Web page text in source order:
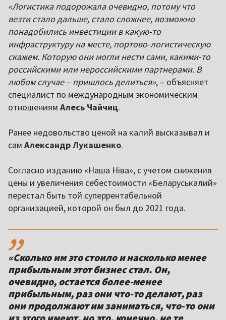
«Логистика подорожала очевидно, потому что
везти стало дальше, стало сложнее, возможно
понадобились инвестиции в какую-то
инфраструктуру на месте, портово-логистическую
скажем. Которую они могли нести сами, какими-то
российскими или нероссийскими партнерами. В
любом случае – пришлось делиться», – объясняет
специалист по международным экономическим
отношениям Алесь Чайчиц.
Ранее недовольство ценой на калий высказывал и
сам Александр Лукашенко.
Согласно изданию «Наша Ніва», с учетом снижения
цены и увеличения себестоимости «Беларуськалий»
перестал быть той суперрентабельной
организацией, которой он был до 2021 года.
,,
«Сколько им это стоило и насколько менее
прибыльным этот бизнес стал. Он,
очевидно, остается более-менее
прибыльным, раз они что-то делают, раз
они продолжают им заниматься, что-то они